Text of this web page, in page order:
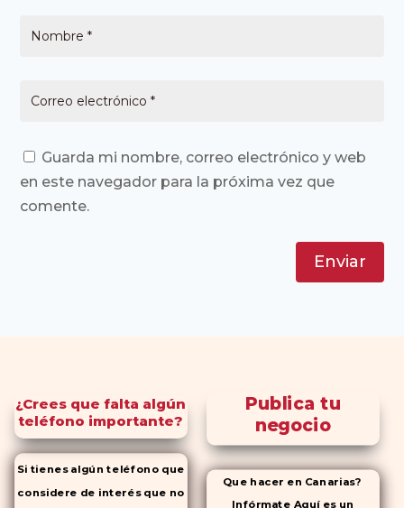
Guarda mi nombre, correo electrónico y web
en este navegador para la próxima vez que
comente.
Enviar
¿Crees que falta algún
teléfono importante?
Si tienes algún teléfono que
considere de interés que no
Publica tu
negocio
Que hacer en Canarias?
Infórmate Aquí es un